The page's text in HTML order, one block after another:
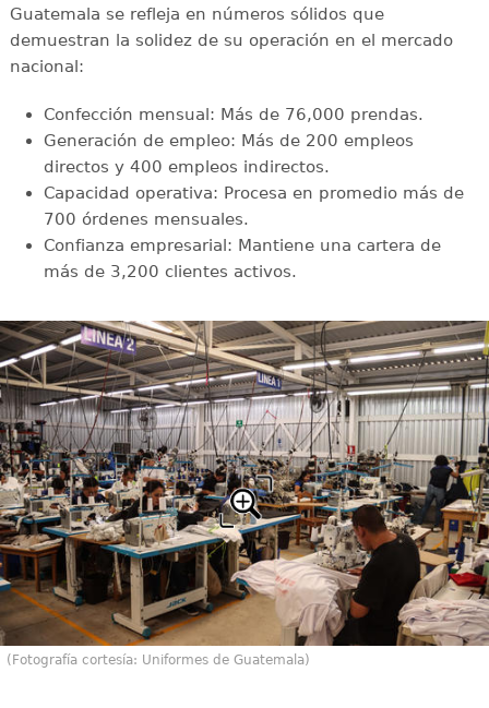
Guatemala se refleja en números sólidos que
demuestran la solidez de su operación en el mercado
nacional:
Confección mensual: Más de 76,000 prendas.
Generación de empleo: Más de 200 empleos
directos y 400 empleos indirectos.
Capacidad operativa: Procesa en promedio más de
700 órdenes mensuales.
Confianza empresarial: Mantiene una cartera de
más de 3,200 clientes activos.
(Fotografía cortesía: Uniformes de Guatemala)